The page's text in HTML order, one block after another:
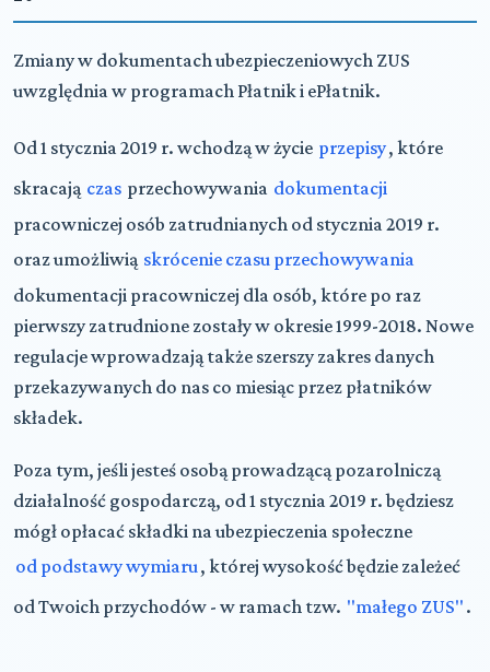
Zmiany w dokumentach ubezpieczeniowych ZUS
uwzględnia w programach Płatnik i ePłatnik.
Od 1 stycznia 2019 r. wchodzą w życie przepisy, które
skracają czas przechowywania dokumentacji
pracowniczej osób zatrudnianych od stycznia 2019 r.
oraz umożliwią skrócenie czasu przechowywania
dokumentacji pracowniczej dla osób, które po raz
pierwszy zatrudnione zostały w okresie 1999-2018. Nowe
regulacje wprowadzają także szerszy zakres danych
przekazywanych do nas co miesiąc przez płatników
składek.
Poza tym, jeśli jesteś osobą prowadzącą pozarolniczą
działalność gospodarczą, od 1 stycznia 2019 r. będziesz
mógł opłacać składki na ubezpieczenia społeczne
od podstawy wymiaru , której wysokość będzie zależeć
od Twoich przychodów - w ramach tzw. "małego ZUS" .